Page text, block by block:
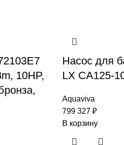
10HP,
Насос для
LX CA125-
Aquaviva
799 327 ₽
В корзину